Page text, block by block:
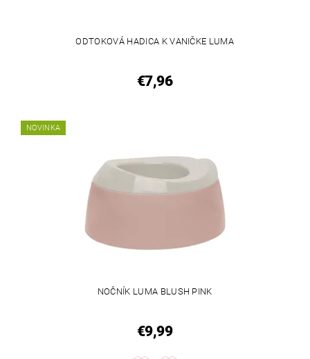
ODTOKOVÁ HADICA K VANIČKE LUMA
€7,96
NOVINKA
NOČNÍK LUMA BLUSH PINK
€9,99